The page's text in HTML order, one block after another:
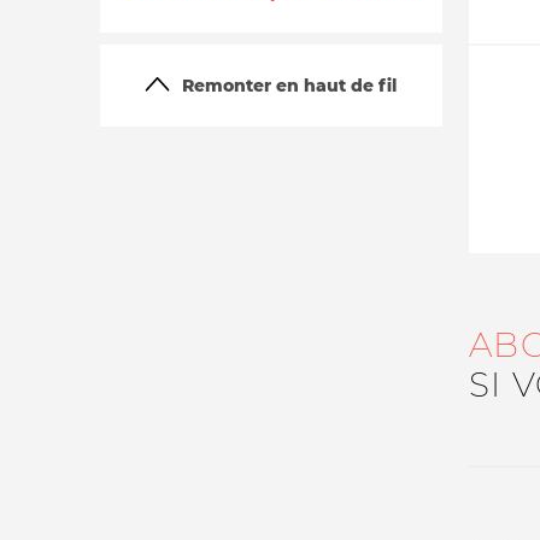
Remonter en haut de fil
SI